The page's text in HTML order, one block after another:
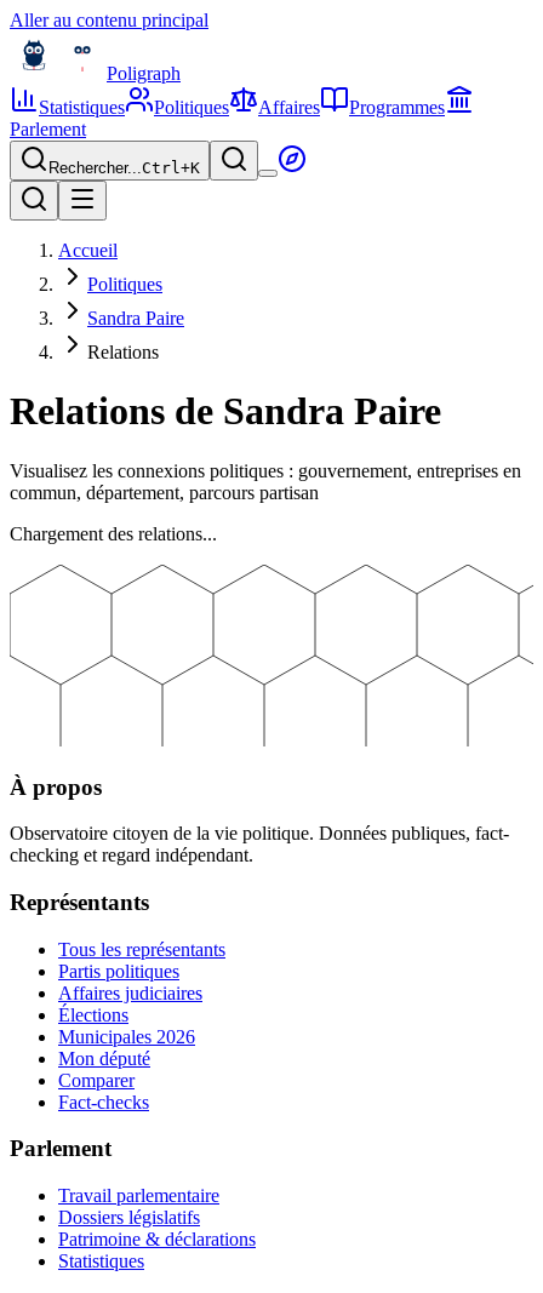
Aller au contenu principal
Poligraph
Statistiques
Politiques Affaires
Programmes
Parlement
Rechercher...Ctrl+K
Accueil
Politiques
Sandra Paire
Relations
Relations de Sandra Paire
Visualisez les connexions politiques : gouvernement, entreprises en
commun, département, parcours partisan
Chargement des relations...
À propos
Observatoire citoyen de la vie politique. Données publiques, fact-
checking et regard indépendant.
Représentants
Tous les représentants
Partis politiques
Affaires judiciaires
Élections
Municipales 2026
Mon député
Comparer
Fact-checks
Parlement
Travail parlementaire
Dossiers législatifs
Patrimoine & déclarations
Statistiques